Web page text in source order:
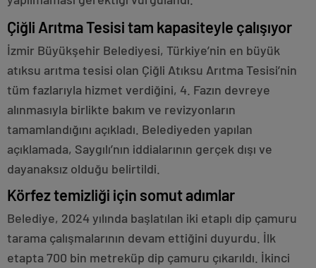
Çiğli Arıtma Tesisi tam kapasiteyle çalışıyor
İzmir Büyükşehir Belediyesi, Türkiye’nin en büyük
atıksu arıtma tesisi olan Çiğli Atıksu Arıtma Tesisi’nin
tüm fazlarıyla hizmet verdiğini, 4. Fazın devreye
alınmasıyla birlikte bakım ve revizyonların
tamamlandığını açıkladı. Belediyeden yapılan
açıklamada, Saygılı’nın iddialarının gerçek dışı ve
dayanaksız olduğu belirtildi.
Körfez temizliği için somut adımlar
Belediye, 2024 yılında başlatılan iki etaplı dip çamuru
tarama çalışmalarının devam ettiğini duyurdu. İlk
etapta 700 bin metreküp dip çamuru çıkarıldı. İkinci